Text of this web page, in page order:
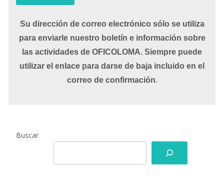
Su dirección de correo electrónico sólo se utiliza
para enviarle nuestro boletín e información sobre
las actividades de OFICOLOMA. Siempre puede
utilizar el enlace para darse de baja incluido en el
correo de confirmación.
Buscar